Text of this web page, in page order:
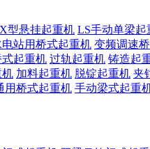
型悬挂起重机 LS手动单梁起
电站用桥式起重机 变频调速
起重机 过轨起重机 铸造起
机 加料起重机 脱锭起重机 夹
用桥式起重机 手动梁式起重